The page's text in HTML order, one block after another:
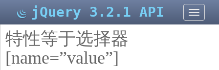
切
换
jQuery 3.2.1 API
特性等于选择器
[name=”value”]